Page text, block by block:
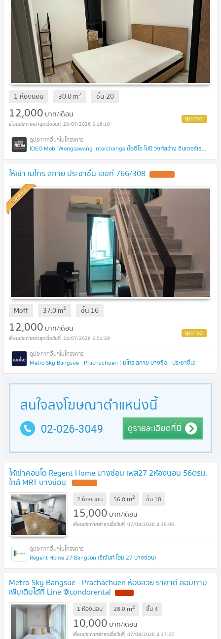
1 ห้องนอน 30.0m2 ชั้น 20
12,000 บาท/เดือน
23/07/2026 5:16:10
IDEO Mobi Wongsawang Interchange (ไอดีโอ โมบิ วงศ์สว่าง อินเตอร์เชนจ์)
ให้เช่า เมโทร สกาย ประชาชื่น เลขที่ 766/308
Standard
Moff 37.0m2 ชั้น 16
12,000 บาท/เดือน
24/07/2026 5:01:59
Metro Sky Bangsue - Prachachuen (เมโทร สกาย บางซื่อ - ประชาชื่น)
ให้เช่าคอนโด Regent Home บางซ่อน เฟส27 2ห้องนอน 56ตรม.
ใกล้ MRT บางซ่อน
2 ห้องนอน 56.0 m2 ชั้น 18
15,000 บาท/เดือน
07/08/2026 4:39:06
Regent Home 27 Bangson (รีเจ้นท์ โฮม 27 บางซ่อน)
Metro Sky Bangsue - Prachachuen ห้องสวย ราคาดี สอบถาม
เพิ่มเติมได้ที่ Line @condorental
1 ห้องนอน 28.0 m2 ชั้น4
10,000 บาท/เดือน
07/08/2026 4:37:27